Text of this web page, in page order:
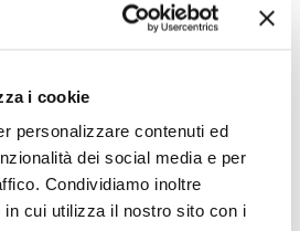
i cookie
personalizzare contenuti ed
dei social media e per
Condividiamo inoltre
in cui utilizza il nostro sito con i